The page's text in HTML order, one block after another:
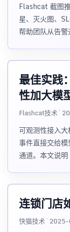
Flashcat 截图
星、灭火图、
帮助团队从告警
最佳实践
性加大模
Flashcat技术 ·
可观测性接入
事件直接交给
通道。本文说
连锁门店
快猫技术 ·